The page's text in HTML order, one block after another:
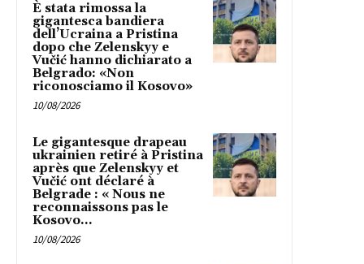
È stata rimossa la
gigantesca bandiera
dell’Ucraina a Pristina
dopo che Zelenskyy e
Vučić hanno dichiarato a
Belgrado: «Non
riconosciamo il Kosovo»
10/08/2026
Le gigantesque drapeau
ukrainien retiré à Pristina
après que Zelenskyy et
Vučić ont déclaré à
Belgrade : « Nous ne
reconnaissons pas le
Kosovo...
10/08/2026